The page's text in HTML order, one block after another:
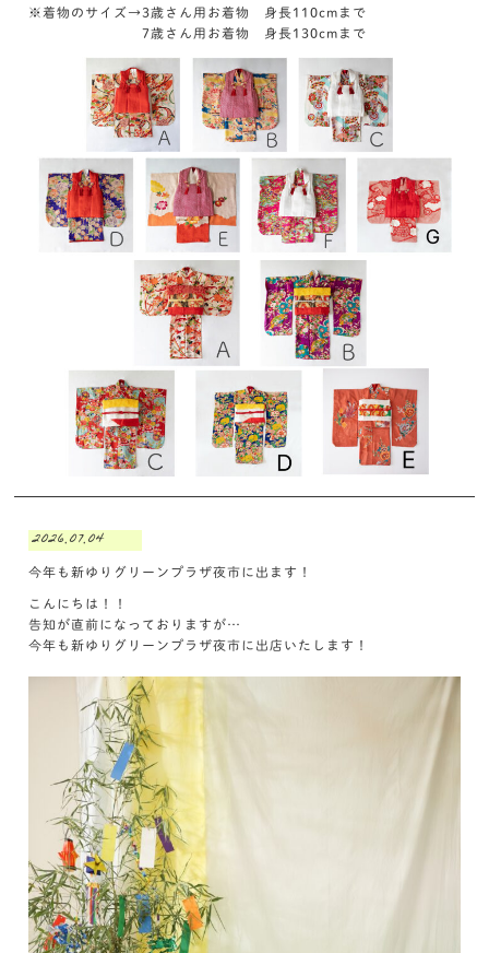
※着物のサイズ→3歳さん用お着物 身長110cmまで
7歳さん用お着物 身長130cmまで
2026.07.04
今年も新ゆりグリーンプラザ夜市に出ます！
こんにちは！！
告知が直前になっておりますが…
今年も新ゆりグリーンプラザ夜市に出店いたします！